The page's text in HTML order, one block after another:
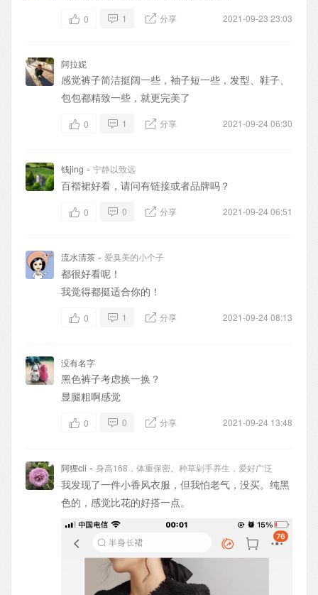
2021-09-23 23:03
0 1 分享
阿拉妮
感觉裤子简洁挺阔一些，袖子短一些，发型、鞋子、
包包都精致一些，就更完美了
2021-09-24 06:30
0 1 分享
钱jing - 宁静以致远
百褶裙好看，请问有链接或者品牌吗？
2021-09-24 06:51
0 0 分享
流水清茶 - 爱臭美的小个子
都很好看呢！
我觉得都挺适合你的！
2021-09-24 08:13
0 1 分享
没有名字
黑色裤子考虑换一换？
显腿粗啊感觉
2021-09-24 13:48
0 0 分享
阿狸cli - 身高168，体重保密。种草剁手养生，爱好广泛
我发现了一件小香风衣服，但我怕老气，没买。纯黑
色的，感觉比花的好搭一点。